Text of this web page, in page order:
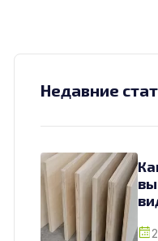
Недавние